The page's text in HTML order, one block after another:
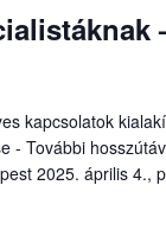
kapcsolatok
- További
2025. április 4.,